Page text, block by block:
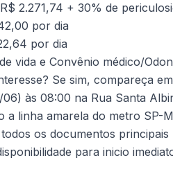
2.271,74 + 30% de
por dia
por dia
vida e Convênio médico/
Se sim, compareça
06) às 08:00 na Rua Santa
a linha amarela do metro SP-
os documentos
para inicio